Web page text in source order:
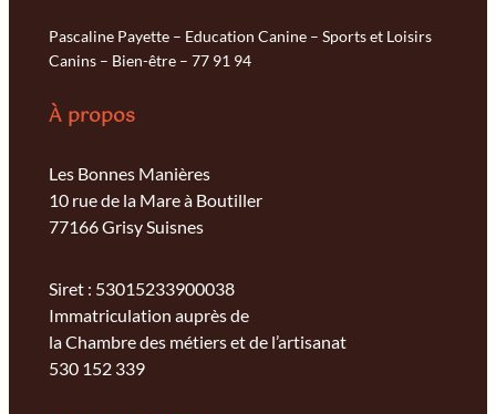
Pascaline Payette – Education Canine – Sports et Loisirs
Canins – Bien-être – 77 91 94
À propos
Les Bonnes Manières
10 rue de la Mare à Boutiller
77166 Grisy Suisnes
Siret : 53015233900038
Immatriculation auprès de
la Chambre des métiers et de l’artisanat
530 152 339